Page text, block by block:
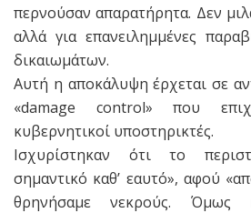
περνούσαν απαρατήρητα. Δεν
αλλά για επανειλημμένες
δικαιωμάτων.
Αυτή η αποκάλυψη έρχεται σε
«damage control» που
κυβερνητικοί υποστηρικτές.
Ισχυρίστηκαν ότι το
σημαντικό καθ’ εαυτό», αφού
θρηνήσαμε νεκρούς. Όμως